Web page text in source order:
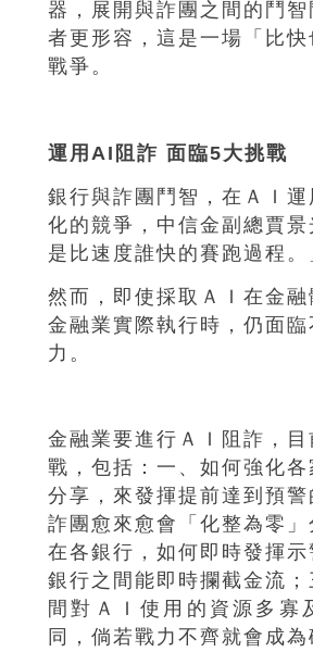
器，展開與詐團之間的鬥智
者更形容，這是一場「比快
戰爭。
運用AI阻詐 面臨5大挑戰
銀行與詐團鬥智，在ＡＩ運
化的競爭，中信金副總賈
是比速度誰快的賽跑過程。
然而，即使採取ＡＩ在金融
金融業實際執行時，仍面臨
力。
金融業要進行ＡＩ阻詐，
戰，包括：一、如何強化各
分享，來發揮提前達到預警
詐團愈來愈會「化整為零」
在各銀行，如何即時發揮示
銀行之間能即時攔截金流；
間對ＡＩ使用的資源多寡
同，倘若戰力不齊就會成